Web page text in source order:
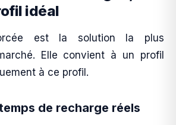
idéal
est la solution la plus
Elle convient à un profil
à ce profil.
de recharge réels